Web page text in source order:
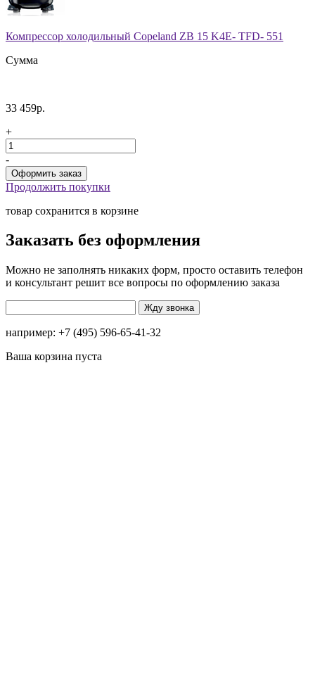
Компрессор холодильный Copeland ZB 15 K4E- TFD- 551
Сумма
33 459р.
+
-
Продолжить покупки
товар сохранится в корзине
Заказать без оформления
Можно не заполнять никаких форм, просто оставить телефон
и консультант решит все вопросы по оформлению заказа
например: +7 (495) 596-65-41-32
Ваша корзина пуста